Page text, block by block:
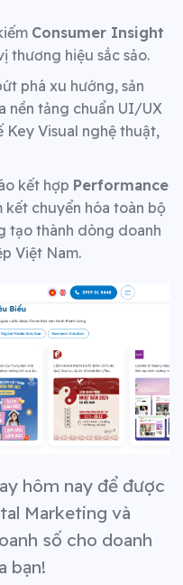
Consumer Insight
thương hiệu sắc sảo.
phá xu hướng, sản
nền tảng chuẩn UI/UX
Key Visual nghệ thuật,
kết hợp Performance
kết chuyển hóa toàn bộ
tạo thành dòng doanh
Việt Nam.
hôm nay để được
Marketing và
số cho doanh
bạn!